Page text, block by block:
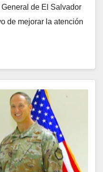
de El Salvador
de mejorar la atención